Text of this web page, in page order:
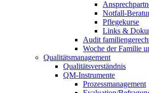
Notfall-
Pflegekurse
Links &
Audit
Woche der Familie
Qualitätsmanagement
Qualitätsverständnis
QM-Instrumente
Prozessmanagement